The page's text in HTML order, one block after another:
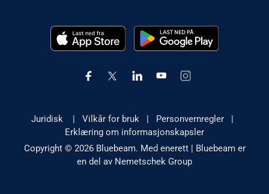
Juridisk | Vilkår for bruk| Personvernregler|
Erklæring om informasjonskapsler
Copyright © 2026 Bluebeam. Med enerett | Bluebeam er
en del av Nemetschek Group